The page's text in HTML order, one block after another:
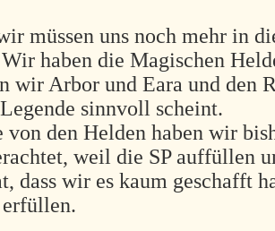
müssen uns noch mehr in
haben die Magischen
wir Arbor und Eara und den
sinnvoll scheint.
von den Helden haben wir
weil die SP auffüllen
dass wir es kaum geschafft